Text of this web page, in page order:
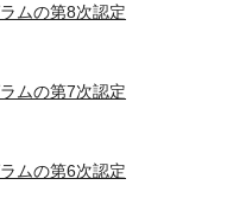
ムの第8次認定
ムの第7次認定
ムの第6次認定